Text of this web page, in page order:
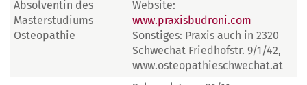
Absolventin des
Masterstudiums
Osteopathie
Website:
www.praxisbudroni.com
Sonstiges: Praxis auch in 2320
Schwechat Friedhofstr. 9/1/42,
www.osteopathieschwechat.at